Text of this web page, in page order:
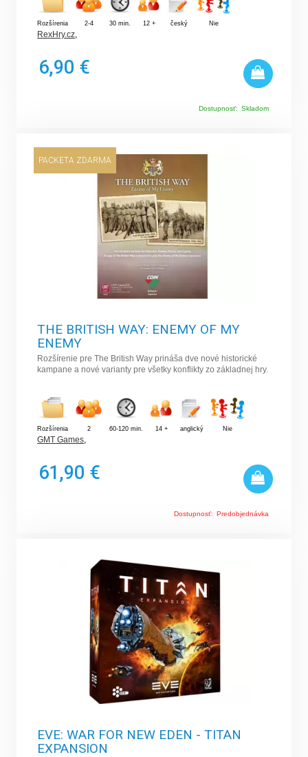
Rozšírenia 2-4 30 min. 12 + český Nie
RexHry.cz
6,90 €
Dostupnosť: Skladom
PACKETA ZDARMA
THE BRITISH WAY: ENEMY OF MY
ENEMY
Rozšírenie pre The British Way prináša dve nové historické
kampane a nové varianty pre všetky konflikty zo základnej hry.
Rozšírenia 2 60-120 min. 14 + anglický Nie
GMT Games
61,90 €
Dostupnosť: Predobjednávka
EVE: WAR FOR NEW EDEN - TITAN
EXPANSION